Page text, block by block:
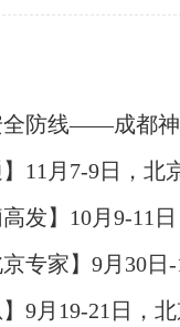
全防线——成都神
】11月7-9日，北
授亲临成都会诊
高发】10月9-11
会诊+治疗援助
京专家】9月30日
两大专家蓉城亲
】9月19-21日，